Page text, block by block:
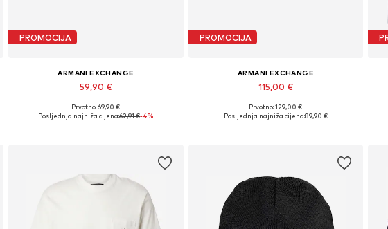
PROMOCIJA
ARMANI EXCHANGE
59,90 €
Dostupne veličine: One Size
Prvotno: 69,90 €
Posljednja najniža cijena:62,91 €-4%
PROMOCIJA
ARMANI EXCHANGE
115,00 €
Dostupno u više veličina
Prvotno: 129,00 €
Posljednja najniža cijena:89,90 €